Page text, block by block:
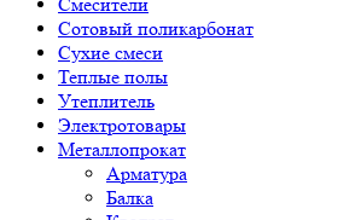
Сотовый поликарбонат
Сухие смеси
Теплые полы
Утеплитель
Электротовары
Металлопрокат
Арматура
Балка